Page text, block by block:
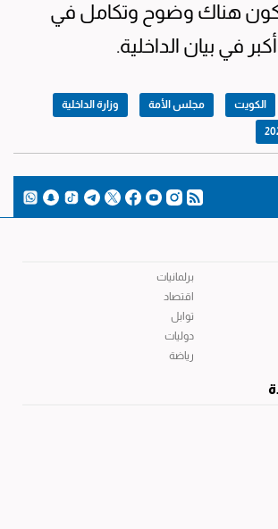
هناك وضوح وتكامل في
في بيان الداخلية.
الكويت مجلس الأمة وزارة الداخلية
برلمانيات
اقتصاد
توابل
دوليات
رياضة